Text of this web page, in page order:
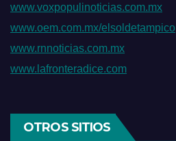
www.voxpopulinoticias.com.mx
www.oem.com.mx/elsoldetampico
www.rnnoticias.com.mx
www.lafronteradice.com
OTROS SITIOS